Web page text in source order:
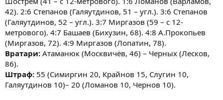
42). 2:6 Степанов (Галяутдинов, 51 – угл.). 3:6 Степанов
(Галяутдинов, 52 – угл.). 3:7 Миргазов (59 – с 12-
метрового). 4:7 Башаев (Бихузин, 68). 4:8 А.Прокопьев
(Миргазов, 72). 4:9 Миргазов (Лопатин, 78).
Вратари: Атаманюк (Москвичёв, 46) – Черных (Лесков,
86).
Штраф: 55 (Симиргин 20, Крайнов 15, Слугин 10,
Галяутдинов 10)– 20 (Ломанов 10, Чернов 10).